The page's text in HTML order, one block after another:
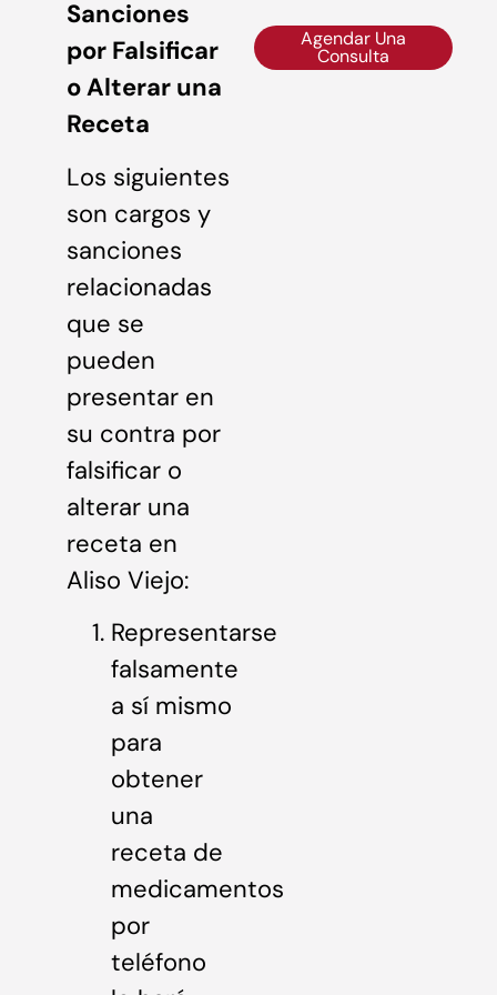
Sanciones
por Falsificar
o Alterar una
Receta
Los siguientes
son cargos y
sanciones
relacionadas
que se
pueden
presentar en
su contra por
falsificar o
alterar una
receta en
Aliso Viejo:
Representarse
falsamente
a sí mismo
para
obtener
una
receta de
medicamentos
por
teléfono
Agendar Una
Consulta